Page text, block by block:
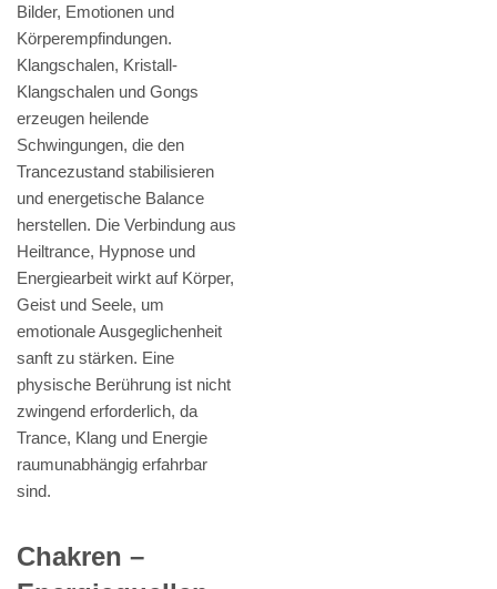
Bilder, Emotionen und
Körperempfindungen.
Klangschalen, Kristall-
Klangschalen und Gongs
erzeugen heilende
Schwingungen, die den
Trancezustand stabilisieren
und energetische Balance
herstellen. Die Verbindung aus
Heiltrance, Hypnose und
Energiearbeit wirkt auf Körper,
Geist und Seele, um
emotionale Ausgeglichenheit
sanft zu stärken. Eine
physische Berührung ist nicht
zwingend erforderlich, da
Trance, Klang und Energie
raumunabhängig erfahrbar
sind.
Chakren –